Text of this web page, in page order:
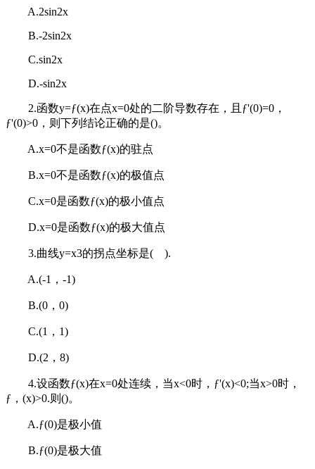
A.2sin2x
B.-2sin2x
C.sin2x
D.-sin2x
2.函数y=ƒ(x)在点x=0处的二阶导数存在，且ƒ'(0)=0，
ƒ'(0)>0，则下列结论正确的是()。
A.x=0不是函数ƒ(x)的驻点
B.x=0不是函数ƒ(x)的极值点
C.x=0是函数ƒ(x)的极小值点
D.x=0是函数ƒ(x)的极大值点
3.曲线y=x3的拐点坐标是( ).
A.(-1，-1)
B.(0，0)
C.(1，1)
D.(2，8)
4.设函数ƒ(x)在x=0处连续，当x<0时，ƒ'(x)<0;当x>0时，
ƒ，(x)>0.则()。
A.ƒ(0)是极小值
B.ƒ(0)是极大值